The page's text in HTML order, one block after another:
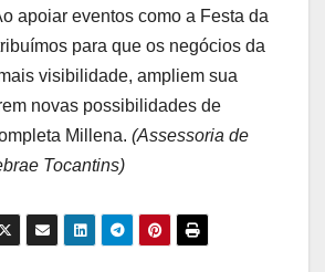
apoiar eventos como a Festa da
para que os negócios da
visibilidade, ampliem sua
novas possibilidades de
Millena. (Assessoria de
Tocantins)